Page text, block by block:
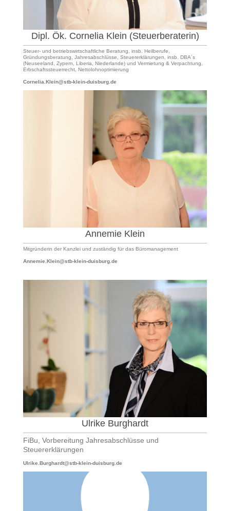
Dipl. Ök. Cornelia Klein (Steuerberaterin)
Steuer- und betriebswirtschaftliche Beratung, insb. Heilberufe,
Gründungsberatung, Jahresabschlüsse, Steuererklärungen, insb. DBA´s
(Neuseeland, Zypern, Liberia, Niederlande) und Vermietung & Verpachtung,
Erbschaftssteuerrecht, Nettolohnoptimierung
Cornelia.Klein@stb-klein-duisburg.de
Annemie Klein
Mitgründerin der Kanzlei und zuständig für das Büromanagement
Annemie.Klein@stb-klein-duisburg.de
Ulrike Burghardt
FiBu, Vorbereitung Jahresabschlüsse und
Steuererklärungen
Ulrike.Burghardt@stb-klein-duisburg.de